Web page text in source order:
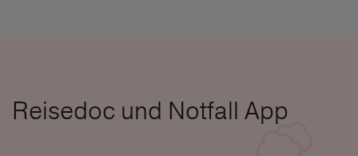
Reisedoc und Notfall App